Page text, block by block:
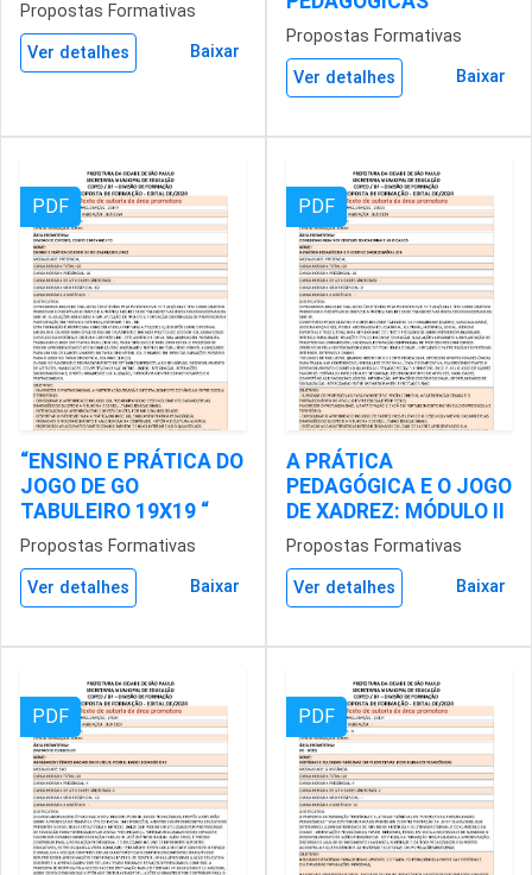
Propostas Formativas
Ver detalhes Baixar
Propostas Formativas
Ver detalhes Baixar
PDF
“ENSINO E PRÁTICA DO
JOGO DE GO
TABULEIRO 19X19 “
Propostas Formativas
Ver detalhes Baixar
PDF
A PRÁTICA
PEDAGÓGICA E O JOGO
DE XADREZ: MÓDULO II
Propostas Formativas
Ver detalhes Baixar
PDF PDF